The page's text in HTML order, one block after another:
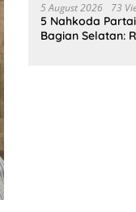
5 August 2026 73
5 Nahkoda
Bagian Selatan: